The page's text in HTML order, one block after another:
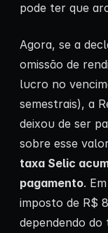
pode ter que
Agora, se a
omissão de
lucro no
semestrais), a
deixou de ser
sobre esse
taxa Selic
pagamento.
imposto de R$
dependendo do